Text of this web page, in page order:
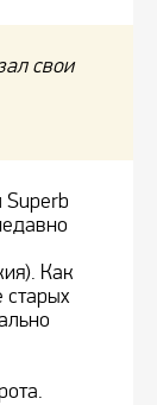
свои
Superb
Как
старых